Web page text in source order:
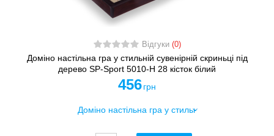
Відгуки (0)
Доміно настільна гра у стильній сувенірній скриньці під
дерево SP-Sport 5010-H 28 кісток білий
456 грн